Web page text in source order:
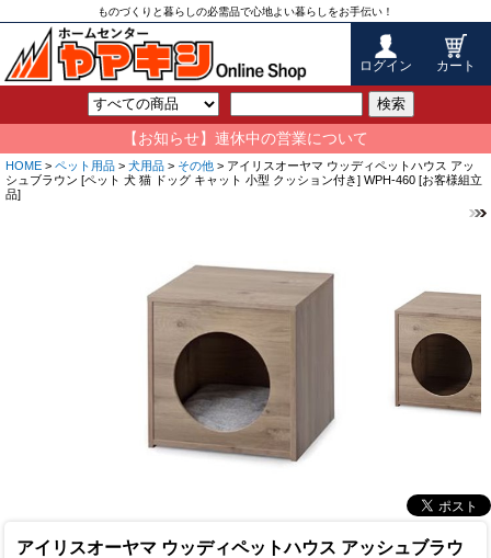
ものづくりと暮らしの必需品で心地よい暮らしをお手伝い！
ログイン カート
検索
【お知らせ】連休中の営業について
HOME > ペット用品 > 犬用品 > その他 > アイリスオーヤマ ウッディペットハウス アッ
シュブラウン [ペット 犬 猫 ドッグ キャット 小型 クッション付き] WPH-460 [お客様組立
品]
アイリスオーヤマ ウッディペットハウス アッシュブラウ